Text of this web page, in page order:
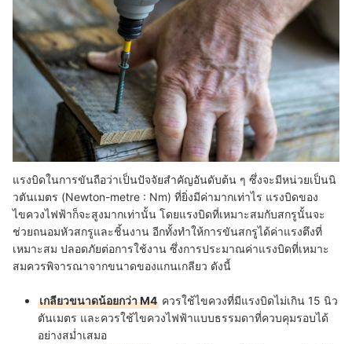
แรงบิดในการขันถือว่าเป็นปัจจัยสำคัญอันดับต้น ๆ ซึ่งจะมีหน่วยเป็นนิ
วตันเมตร (Newton-metre : Nm) ที่ยิ่งมีค่ามากเท่าไร แรงบิดของ
ไขควงไฟฟ้าก็จะสูงมากเท่านั้น โดยแรงบิดที่เหมาะสมกับสกรูนั้นจะ
ช่วยถนอมหัวสกรูและชิ้นงาน อีกทั้งทำให้การขันสกรูได้ค่าแรงตึงที่
เหมาะสม ปลอดภัยต่อการใช้งาน ซึ่งการประมาณค่าแรงบิดที่เหมาะ
สมควรพิจารณาจากขนาดของแกนเกลียว ดังนี้
เกลียวขนาดน้อยกว่า M4 ควรใช้ไขควงที่มีแรงบิดไม่เกิน 15 นิว
ตันเมตร และควรใช้ไขควงไฟฟ้าแบบธรรมดาที่ควบคุมรอบได้
อย่างสม่ำเสมอ